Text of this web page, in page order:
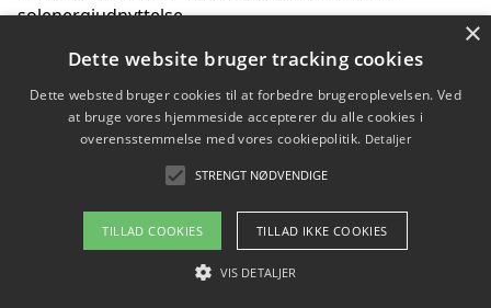
solenergiudnyttelse
Hvordan du får svar på energispørgsmål om
vedvarende energikilder
Om / kontakt
Blog Betingelser
×
Dette website bruger tracking cookies
Dette websted bruger cookies til at forbedre brugeroplevelsen. Ved
at bruge vores hjemmeside accepterer du alle cookies i
overensstemmelse med vores cookiepolitik. Detaljer
STRENGT NØDVENDIGE
TILLAD COOKIES TILLAD IKKE COOKIES
VIS DETALJER